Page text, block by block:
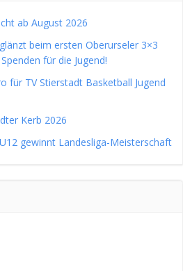
ab August 2026
beim ersten Oberurseler 3×3
für die Jugend!
für TV Stierstadt Basketball Jugend
Kerb 2026
gewinnt Landesliga-Meisterschaft